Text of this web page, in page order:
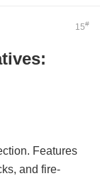
15#
Features
and fire-